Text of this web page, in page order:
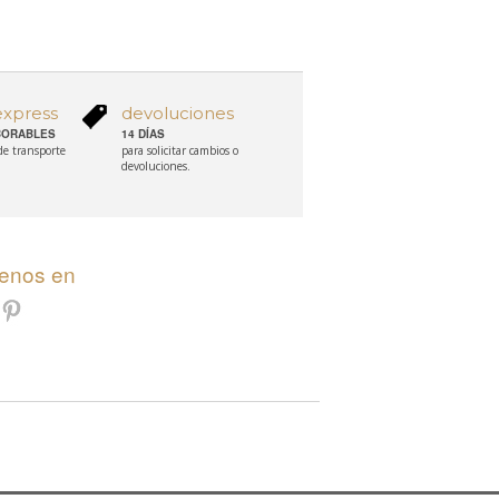
transporte
devoluciones
14 DÍAS
para solicitar cambios o
devoluciones.
en